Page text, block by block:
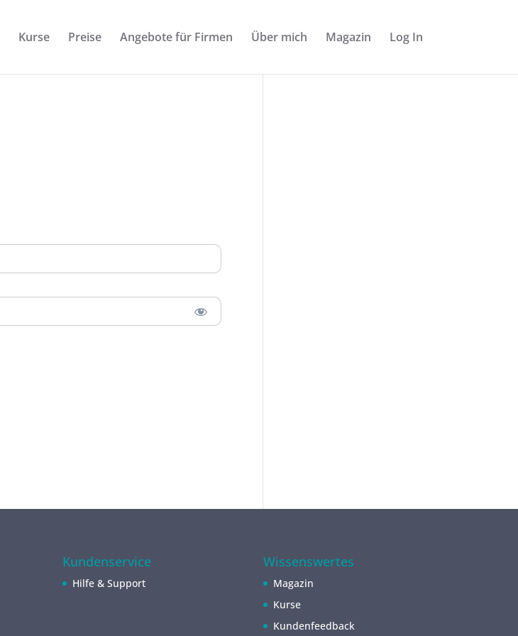
Kurse Preise Angebote für Firmen Über mich Magazin Log In
Kundenservice
Hilfe & Support
Wissenswertes
Magazin
Kurse
Kundenfeedback